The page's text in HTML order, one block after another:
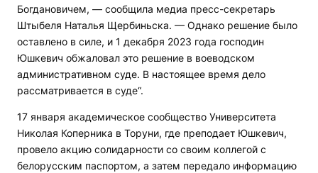
Богдановичем, — сообщила медиа пресс-секретарь
Штыбеля Наталья Щербиньска. — Однако решение было
оставлено в силе, и 1 декабря 2023 года господин
Юшкевич обжаловал это решение в воеводском
административном суде. В настоящее время дело
рассматривается в суде“.
17 января академическое сообщество Университета
Николая Коперника в Торуни, где преподает Юшкевич,
провело акцию солидарности со своим коллегой с
белорусским паспортом, а затем передало информацию